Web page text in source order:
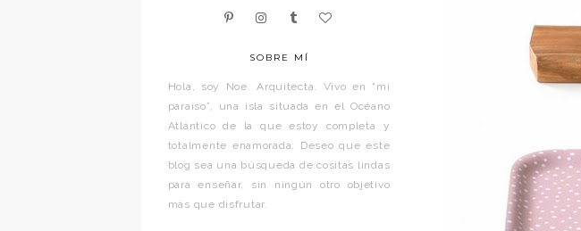
SOBRE MÍ
Hola, soy Noe. Arquitecta. Vivo en “mi
paraíso”, una isla situada en el Océano
Atlántico de la que estoy completa y
totalmente enamorada. Deseo que este
blog sea una búsqueda de cositas lindas
para enseñar, sin ningún otro objetivo
más que disfrutar.